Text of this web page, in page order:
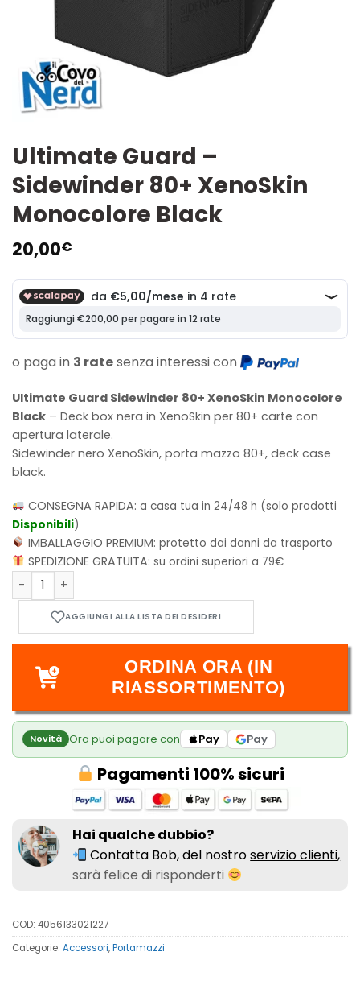
Ultimate Guard –
Sidewinder 80+ XenoSkin
Monocolore Black
20,00€
o paga in 3 ratesenza interessi con
Ultimate Guard Sidewinder 80+ XenoSkin Monocolore
Black – Deck box nera in XenoSkin per 80+ carte con
apertura laterale.
Sidewinder nero XenoSkin, porta mazzo 80+, deck case
black.
CONSEGNA RAPIDA:a casa tua in 24/48 h (solo prodotti
Disponibili)
IMBALLAGGIO PREMIUM:protetto dai danni da trasporto
SPEDIZIONE GRATUITA:su ordini superiori a 79€
Ultimate Guard - Sidewinder 80+ XenoSkin Monocolore
ORDINA ORA (IN
RIASSORTIMENTO)
Novità Ora puoi pagare con Pay Pay
Pagamenti 100% sicuri
Hai qualche dubbio?
Contatta Bob, del nostroservizio clienti,
sarà felice di risponderti
COD: 4056133021227
Categorie: Accessori,Portamazzi